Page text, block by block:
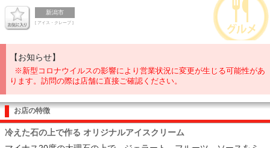
新潟市
[ アイス・クレープ ]
【お知らせ】
※新型コロナウイルスの影響により営業状況に変更が生じる可能性があ
ります。訪問の際は店舗に直接ご確認ください。
お店の特徴
冷えた石の上で作る オリジナルアイスクリーム